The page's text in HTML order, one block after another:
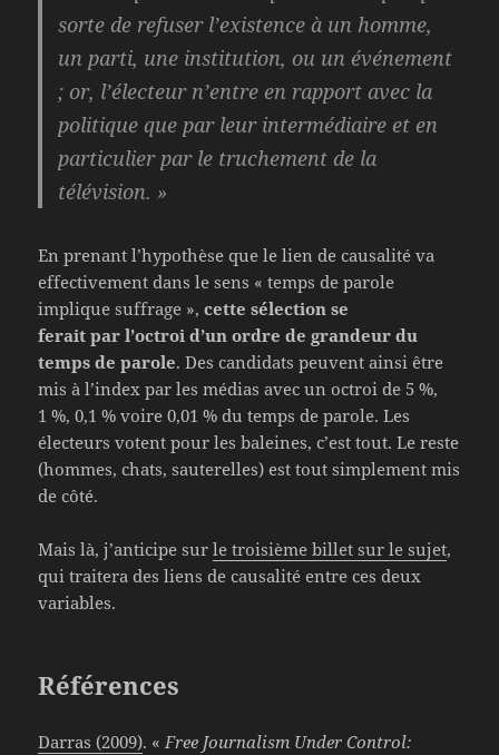
sorte de refuser l’existence à un homme,
un parti, une institution, ou un événement
; or, l’électeur n’entre en rapport avec la
politique que par leur intermédiaire et en
particulier par le truchement de la
télévision. »
En prenant l’hypothèse que le lien de causalité va
effectivement dans le sens « temps de parole
implique suffrage », cette sélection se
ferait par l’octroi d’un ordre de grandeur du
temps de parole. Des candidats peuvent ainsi être
mis à l’index par les médias avec un octroi de 5 %,
1 %, 0,1 % voire 0,01 % du temps de parole. Les
électeurs votent pour les baleines, c’est tout. Le reste
(hommes, chats, sauterelles) est tout simplement mis
de côté.
Mais là, j’anticipe surle troisième billet sur le sujet,
qui traitera des liens de causalité entre ces deux
variables.
Références
Darras (2009). «Free Journalism Under Control: